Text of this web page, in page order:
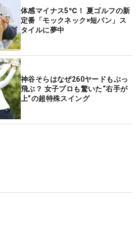
体感マイナス5℃！ 夏ゴルフの新
定番「モックネック×短パン」ス
タイルに夢中
神谷そらはなぜ260ヤードもぶっ
飛ぶ？ 女子プロも驚いた“右手が
上”の超特殊スイング